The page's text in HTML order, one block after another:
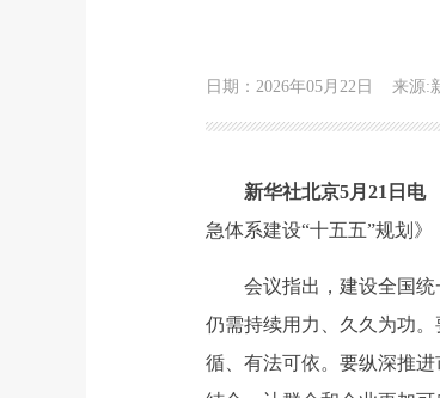
日期：2026年05月22日 来源:
新华社北京5月21日电
急体系建设“十五五”规划
会议指出，建设全国统一
仍需持续用力、久久为功
循、有法可依。要纵深推